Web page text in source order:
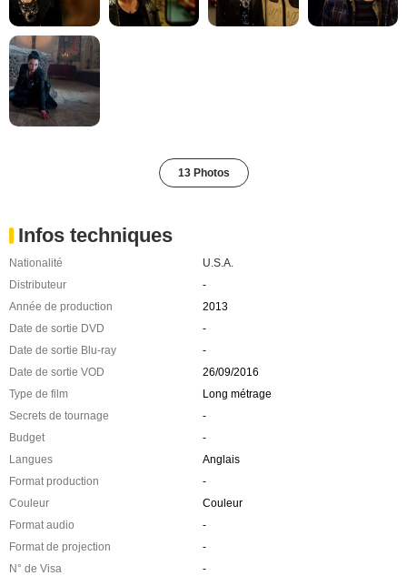
13 Photos
Infos techniques
Nationalité
U.S.A.
Distributeur
-
Année de production
2013
Date de sortie DVD
-
Date de sortie Blu-ray
-
Date de sortie VOD
26/09/2016
Type de film
Long métrage
Secrets de tournage
-
Budget
-
Langues
Anglais
Format production
-
Couleur
Couleur
Format audio
-
Format de projection
-
N° de Visa
-